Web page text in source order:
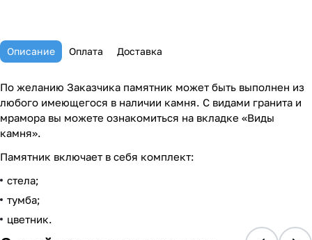
Описание Оплата Доставка
По желанию Заказчика памятник может быть выполнен из
любого имеющегося в наличии камня. С видами гранита и
мрамора вы можете ознакомиться на вкладке «Виды
камня».
Памятник включает в себя комплект:
стела;
тумба;
цветник.